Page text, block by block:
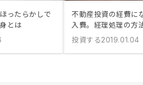
ったらかしで
とは
不動産投資の経費に
入費。経理処理の方
投資する2019.01.04